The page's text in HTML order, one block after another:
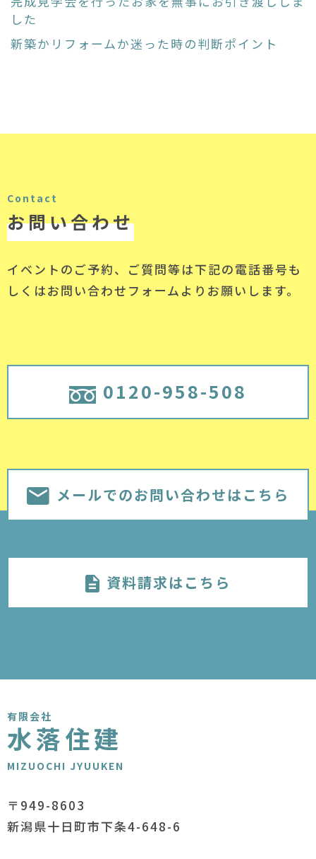
した
新築かリフォームか迷った時の判断ポイント
Contact
お問い合わせ
イベントのご予約、ご質問等は下記の電話番号も
しくはお問い合わせフォームよりお願いします。
0120-958-508
メールでのお問い合わせはこちら
資料請求はこちら
有限会社
水落住建
MIZUOCHI JYUUKEN
〒949-8603
新潟県十日町市下条4-648-6